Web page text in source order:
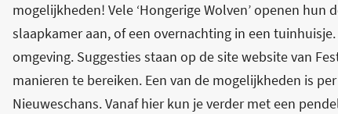
mogelijkheden! Vele ‘Hongerige Wolven’ openen
slaapkamer aan, of een overnachting in een
omgeving. Suggesties staan op de site website van
manieren te bereiken. Een van de mogelijkheden is
Nieuweschans. Vanaf hier kun je verder met een